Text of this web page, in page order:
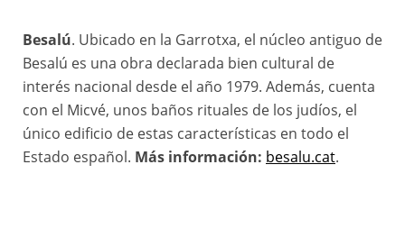
Besalú. Ubicado en la Garrotxa, el núcleo antiguo de
Besalú es una obra declarada bien cultural de
interés nacional desde el año 1979. Además, cuenta
con el Micvé, unos baños rituales de los judíos, el
único edificio de estas características en todo el
Estado español. Más información: besalu.cat.